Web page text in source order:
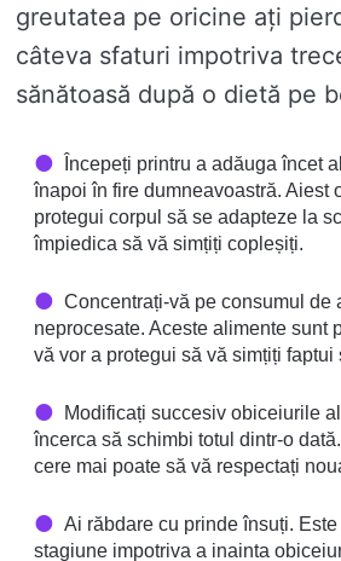
greutatea pe oricine ați
câteva sfaturi impotriva
sănătoasă după o dietă pe
Începeți printru a adăuga încet
înapoi în fire dumneavoastră. Aiest
protegui corpul să se adapteze la
împiedica să vă simțiți copleșiți.
Concentrați-vă pe consumul de
neprocesate. Aceste alimente sunt
vă vor a protegui să vă simțiți faptui
Modificați succesiv obiceiurile
încerca să schimbi totul dintr-o
cere mai poate să vă respectați
Ai răbdare cu prinde însuți.
stagiune impotriva a inainta